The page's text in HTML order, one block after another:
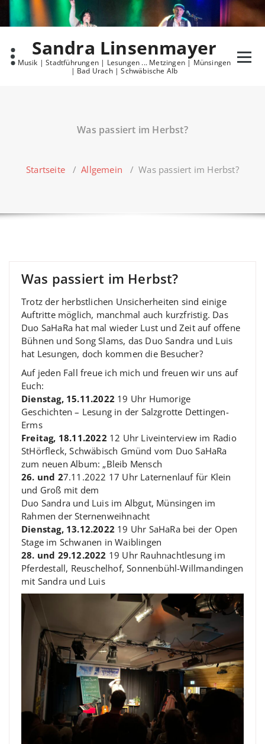
content
Sandra Linsenmayer
Musik | Stadtführungen | Lesungen ... Metzingen | Münsingen
| Bad Urach | Schwäbische Alb
Was passiert im Herbst?
Startseite /Allgemein /Was passiert im Herbst?
Was passiert im Herbst?
Trotz der herbstlichen Unsicherheiten sind einige
Auftritte möglich, manchmal auch kurzfristig. Das
Duo SaHaRa hat mal wieder Lust und Zeit auf offene
Bühnen und Song Slams, das Duo Sandra und Luis
hat Lesungen, doch kommen die Besucher?
Auf jeden Fall freue ich mich und freuen wir uns auf
Euch:
Dienstag, 15.11.2022 19 Uhr Humorige
Geschichten – Lesung in der Salzgrotte Dettingen-
Erms
Freitag, 18.11.2022 12 Uhr Liveinterview im Radio
StHörfleck, Schwäbisch Gmünd vom Duo SaHaRa
zum neuen Album: „Bleib Mensch
26. und 27.11.2022 17 Uhr Laternenlauf für Klein
und Groß mit dem
Duo Sandra und Luis im Albgut, Münsingen im
Rahmen der Sternenweihnacht
Dienstag, 13.12.2022 19 Uhr SaHaRa bei der Open
Stage im Schwanen in Waiblingen
28. und 29.12.2022 19 Uhr Rauhnachtlesung im
Pferdestall, Reuschelhof, Sonnenbühl-Willmandingen
mit Sandra und Luis